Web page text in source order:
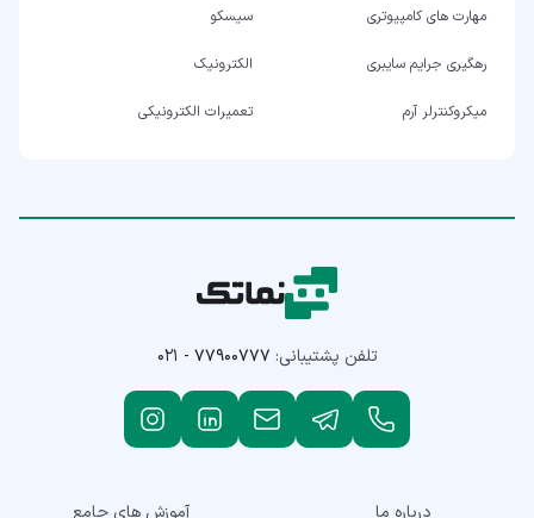
مهارت های کامپیوتری سیسکو
رهگیری جرایم سایبری الکترونیک
میکروکنترلر آرم تعمیرات الکترونیکی
تلفن پشتیبانی: ۰۲۱ - ۷۷۹۰۰۷۷۷
درباره ما آموزش های جامع